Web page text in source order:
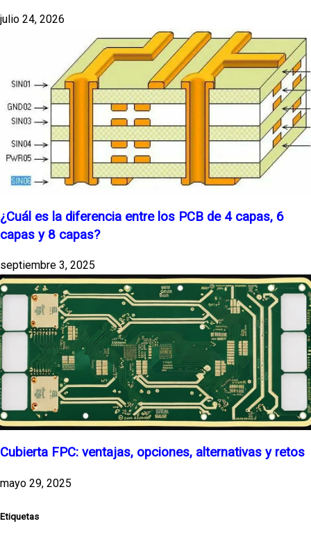
julio 24, 2026
¿Cuál es la diferencia entre los PCB de 4 capas, 6
capas y 8 capas?
septiembre 3, 2025
Cubierta FPC: ventajas, opciones, alternativas y retos
mayo 29, 2025
Etiquetas